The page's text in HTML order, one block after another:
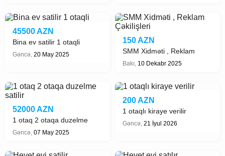
45500 AZN
Bina ev satilir 1 otaqli
Gəncə, 20 May 2025
150 AZN
SMM Xidməti , Reklam
Çəkilişleri
Bakı, 10 Dekabr 2025
52000 AZN
1 otaq 2 otaqa duzelme
satilir
Gəncə, 07 May 2025
200 AZN
1 otaqlı kiraye verilir
Gəncə, 21 İyul 2026